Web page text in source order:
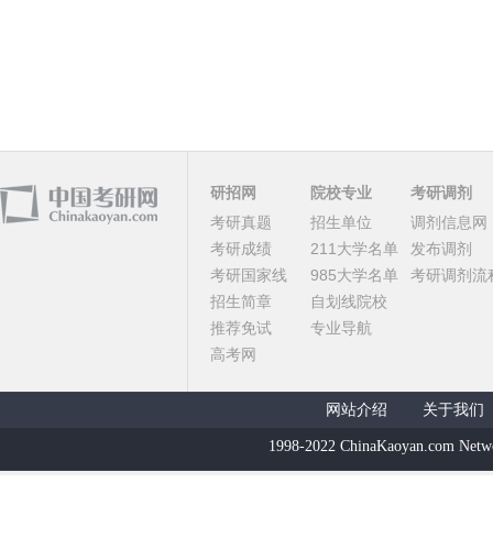
研招网
考研真题
考研成绩
考研国家线
招生简章
推荐免试
高考网
院校专业
招生单位
211大学名单
985大学名单
自划线院校
专业导航
考研调剂
调剂信息网
发布调剂
考研调剂流
网站介绍 关于我们
1998-2022 ChinaKaoyan.com